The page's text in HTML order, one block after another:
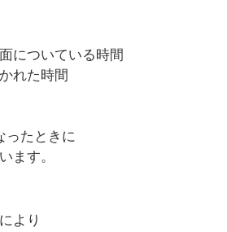
についている時間
れた時間
ったときに
ます。
より